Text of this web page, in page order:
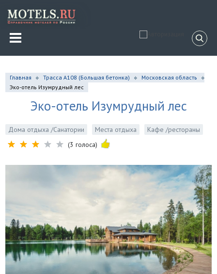
Главная Трасса A108 (Большая бетонка)
Московская область
Эко-отель Изумрудный лес
Эко-отель Изумрудный лес
Дома отдыха /Санатории Места отдыха
Кафе /рестораны
(3 голоса)